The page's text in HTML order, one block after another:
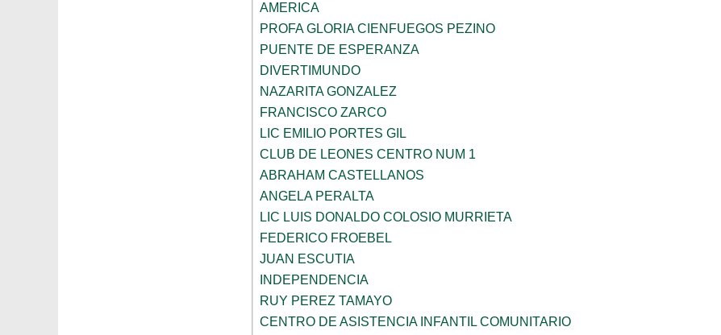
AMERICA
PROFA GLORIA CIENFUEGOS PEZINO
PUENTE DE ESPERANZA
DIVERTIMUNDO
NAZARITA GONZALEZ
FRANCISCO ZARCO
LIC EMILIO PORTES GIL
CLUB DE LEONES CENTRO NUM 1
ABRAHAM CASTELLANOS
ANGELA PERALTA
LIC LUIS DONALDO COLOSIO MURRIETA
FEDERICO FROEBEL
JUAN ESCUTIA
INDEPENDENCIA
RUY PEREZ TAMAYO
CENTRO DE ASISTENCIA INFANTIL COMUNITARIO